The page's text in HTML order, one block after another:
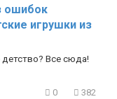
ошибок
игрушки из
детство? Все сюда!
0 382